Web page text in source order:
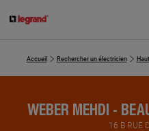
Accueil Rechercher un électricien
WEBER MEHDI -
16 B RUE